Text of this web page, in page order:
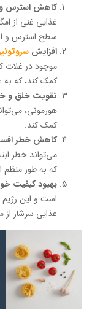
کاهش استرس
سطح استرس و
افزایش
موجود در غلات
کمک کند، که
تقویت خلق و
هورمونی،
کمک کند.
کاهش خطر
می‌تواند خطر
که به طور منظم
بهبود کیفیت
است و این
غذایی سرشار